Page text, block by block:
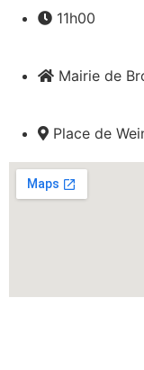
11h00
Mairie de
Place de